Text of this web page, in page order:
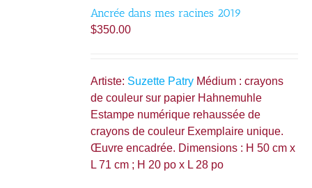
Ancrée dans mes racines 2019
$350.00
Artiste: Suzette Patry Médium : crayons
de couleur sur papier Hahnemuhle
Estampe numérique rehaussée de
crayons de couleur Exemplaire unique.
Œuvre encadrée. Dimensions : H 50 cm x
L 71 cm ; H 20 po x L 28 po